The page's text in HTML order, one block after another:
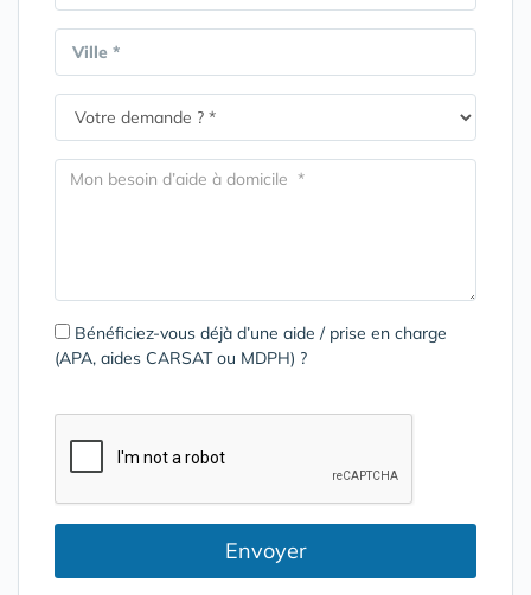
Ville *
Bénéficiez-vous déjà d’une aide / prise en charge
(APA, aides CARSAT ou MDPH) ?
Envoyer